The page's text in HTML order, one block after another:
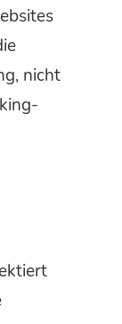
nicht